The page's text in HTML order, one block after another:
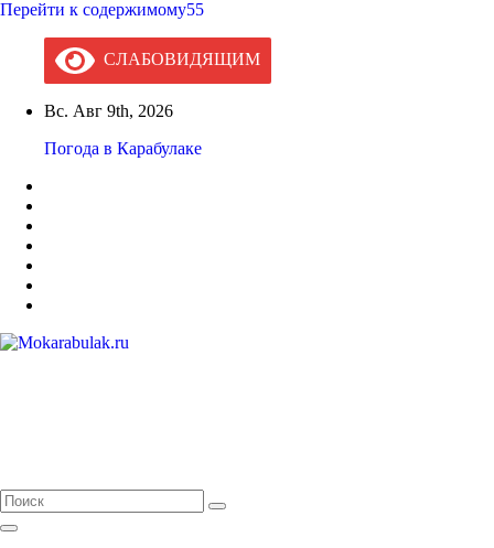
Перейти к содержимому55
СЛАБОВИДЯЩИМ
Вс. Авг 9th, 2026
Погода в Карабулаке